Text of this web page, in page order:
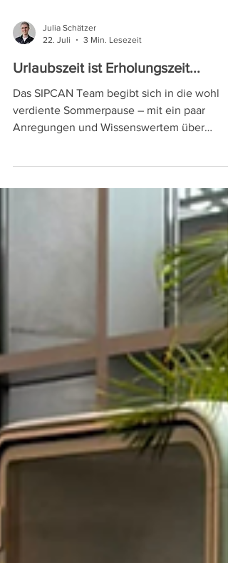
Julia Schätzer
Das SIPCAN Team begibt sich in die wohl
verdiente Sommerpause – mit ein paar